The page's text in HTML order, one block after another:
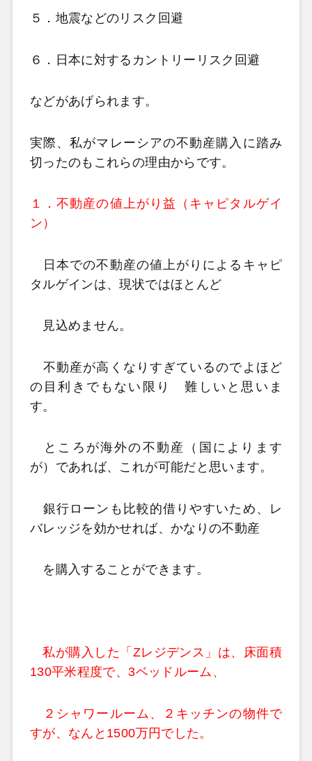
５．地震などのリスク回避
６．日本に対するカントリーリスク回避
などがあげられます。
実際、私がマレーシアの不動産購入に踏み
切ったのもこれらの理由からです。
１．不動産の値上がり益（ キャピタルゲイ
ン）
日本での不動産の値上がりによるキャピ
タルゲインは、現状ではほとんど
見込めません。
不動産が高くなりすぎているのでよほど
の目利きでもない限り 難しいと思いま
す。
ところが海外の不動産（国によります
が）であれば、これが可能だと思います。
銀行ローンも比較的借りやすいため、レ
バレッジを効かせれば、かなりの不動産
を購入することができます。
私が購入した「Zレジデンス」は、床面積
130平米程度で、3ベッドルーム、
２シャワールーム、２キッチンの物件で
すが、なんと1500万円でした。